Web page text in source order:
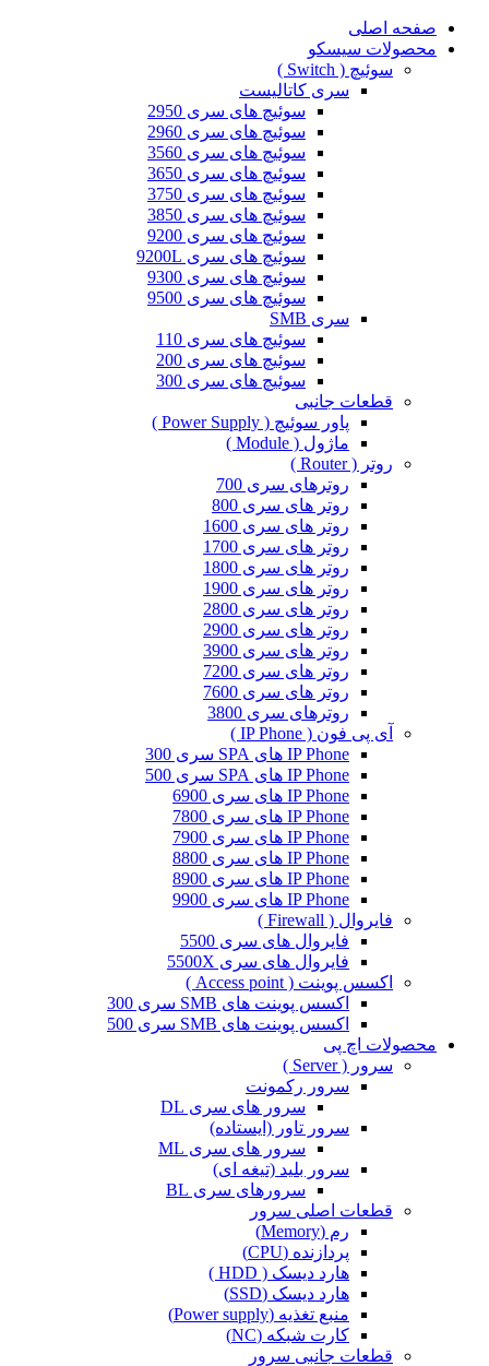
صفحه اصلی
محصولات سیسکو
سوئیچ ( Switch )
سری کاتالیست
سوئیچ های سری 2950
سوئیچ های سری 2960
سوئیچ های سری 3560
سوئیچ های سری 3650
سوئیچ های سری 3750
سوئیچ های سری 3850
سوئیچ های سری 9200
سوئیچ های سری 9200L
سوئیچ های سری 9300
سوئیچ های سری 9500
سری SMB
سوئیچ های سری 110
سوئیچ های سری 200
سوئیچ های سری 300
قطعات جانبی
پاور سوئیچ ( Power Supply )
ماژول ( Module )
روتر ( Router )
روترهای سری 700
روتر های سری 800
روتر های سری 1600
روتر های سری 1700
روتر های سری 1800
روتر های سری 1900
روتر های سری 2800
روتر های سری 2900
روتر های سری 3900
روتر های سری 7200
روتر های سری 7600
روترهای سری 3800
آی پی فون ( IP Phone )
IP Phone های SPA سری 300
IP Phone های SPA سری 500
IP Phone های سری 6900
IP Phone های سری 7800
IP Phone های سری 7900
IP Phone های سری 8800
IP Phone های سری 8900
IP Phone های سری 9900
فایروال ( Firewall )
فایروال های سری 5500
فایروال های سری 5500X
اکسس پوینت ( Access point )
اکسس پوینت های SMB سری 300
اکسس پوینت های SMB سری 500
محصولات اچ پی
سرور ( Server )
سرور رکمونت
سرور های سری DL
سرور تاور (ایستاده)
سرور های سری ML
سرور بلید (تیغه ای)
سرورهای سری BL
قطعات اصلی سرور
رم (Memory)
پردازنده (CPU)
هارد دیسک ( HDD )
هارد دیسک (SSD)
منبع تغذیه (Power supply)
کارت شبکه (NC)
قطعات جانبی سرور